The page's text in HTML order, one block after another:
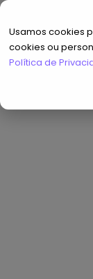
Usamos cookies
cookies ou
Política de